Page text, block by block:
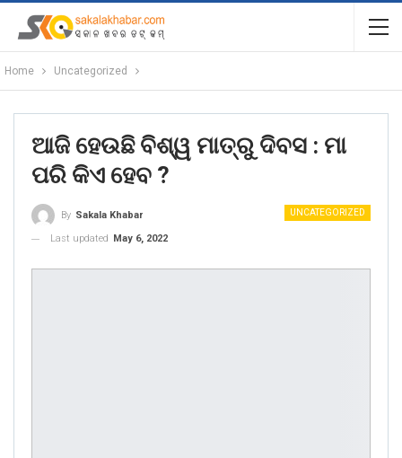
Home Uncategorized
ଆଜି ହେଉଛି ବିଶ୍ୱ ମାତ୍ରୁ ଦିବସ : ମା
ପରି କିଏ ହେବ ?
UNCATEGORIZED
By Sakala Khabar
Last updated
May 6, 2022